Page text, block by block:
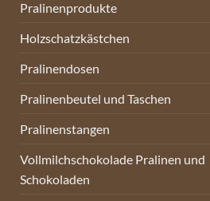
Pralinenprodukte
Holzschatzkästchen
Pralinendosen
Pralinenbeutel und Taschen
Pralinenstangen
Vollmilchschokolade Pralinen und
Schokoladen